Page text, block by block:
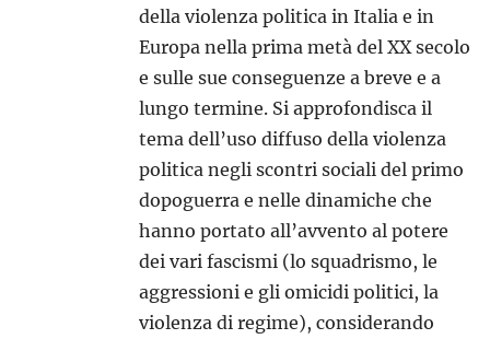
della violenza politica in Italia e in
Europa nella prima metà del XX secolo
e sulle sue conseguenze a breve e a
lungo termine. Si approfondisca il
tema dell’uso diffuso della violenza
politica negli scontri sociali del primo
dopoguerra e nelle dinamiche che
hanno portato all’avvento al potere
dei vari fascismi (lo squadrismo, le
aggressioni e gli omicidi politici, la
violenza di regime), considerando